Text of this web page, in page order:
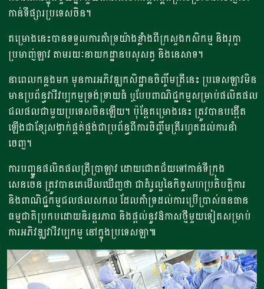
កាន់ទីផ្សារប្រទេសចិន។
គម្រោងនេះបានទទួលការគាំទ្រយ៉ាងខ្លាំងពីក្រសួងកសិកម្ម និងរុក្ខា
ប្រមាញ់ឡាវ តាមរយៈនាយកដ្ឋានបសុសត្វ និងនេសាទ។​
នាពេលកន្លងមក មុន​ការ​អភិវឌ្ឍកសិដ្ឋានចិញ្ចឹមត្រី​នេះ ប្រទេស​ឡាវ​មិន​
មាន​ប្រព័ន្ធ​វារីវប្បកម្ម​ទ្រង់ទ្រាយ​ធំ ឬ​បែប​ពាណិជ្ជកម្ម​​សម្រាប់​ផលិតផល​
ជលផល​ជាមួយ​ប្រទេស​ចិន​ឡើយ។​ ប៉ុន្តែគម្រោងនេះ ត្រូវបានបង្កើត
ឡើងជាខ្សែសង្វាក់ផ្គត់ផ្គង់ជាប្រព័ន្ធពីការចិញ្ចឹមត្រីរហូតដល់ការនាំ
ចេញ។
ការបញ្ជូនផលិតផលត្រីប្រាឡាវ ដោយជោគជ័យទៅកាន់ទីក្រុង​
សេនចេន ត្រូវបានគេមើលឃើញថា​ ជាគំរូល្អនៃកិច្ចសហប្រតិបត្តិការ
និងពាណិជ្ជកម្មជលផលសកល ដែលគាំទ្រដល់ការប្រើប្រាស់ធនធាន
ធម្មជាតិប្រកបដោយនិរន្តរភាព និងផ្តល់នូវឱកាសថ្មីមួយទៀតសម្រាប់
ការអភិវឌ្ឍវារីវប្បកម្ម នៅក្នុងប្រទេសឡា៕